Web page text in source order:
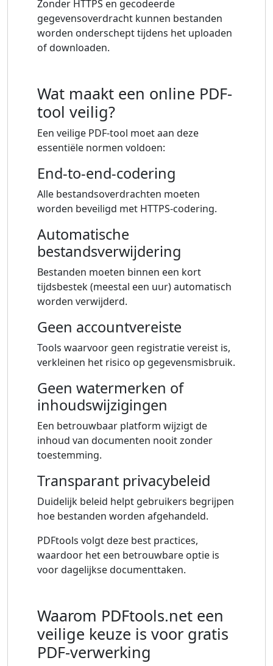
Zonder HTTPS en gecodeerde
gegevensoverdracht kunnen bestanden
worden onderschept tijdens het uploaden
of downloaden.
Wat maakt een online PDF-
tool veilig?
Een veilige PDF-tool moet aan deze
essentiële normen voldoen:
End-to-end-codering
Alle bestandsoverdrachten moeten
worden beveiligd met HTTPS-codering.
Automatische
bestandsverwijdering
Bestanden moeten binnen een kort
tijdsbestek (meestal een uur) automatisch
worden verwijderd.
Geen accountvereiste
Tools waarvoor geen registratie vereist is,
verkleinen het risico op gegevensmisbruik.
Geen watermerken of
inhoudswijzigingen
Een betrouwbaar platform wijzigt de
inhoud van documenten nooit zonder
toestemming.
Transparant privacybeleid
Duidelijk beleid helpt gebruikers begrijpen
hoe bestanden worden afgehandeld.
PDFtools volgt deze best practices,
waardoor het een betrouwbare optie is
voor dagelijkse documenttaken.
Waarom PDFtools.net een
veilige keuze is voor gratis
PDF-verwerking